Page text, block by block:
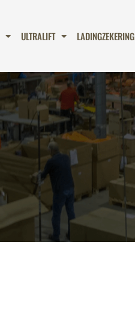
ULTRALIFT LADINGZEKERING